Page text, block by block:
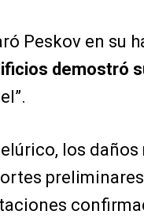
Peskov en su
demostró
los daños